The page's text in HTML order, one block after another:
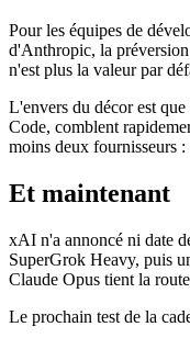
Pour les équipes de
d'Anthropic, la
n'est plus la valeur par
L'envers du décor est
Code, comblent
moins deux fournisseurs
Et maintenant
xAI n'a annoncé ni date
SuperGrok Heavy, puis
Claude Opus tient la
Le prochain test de la